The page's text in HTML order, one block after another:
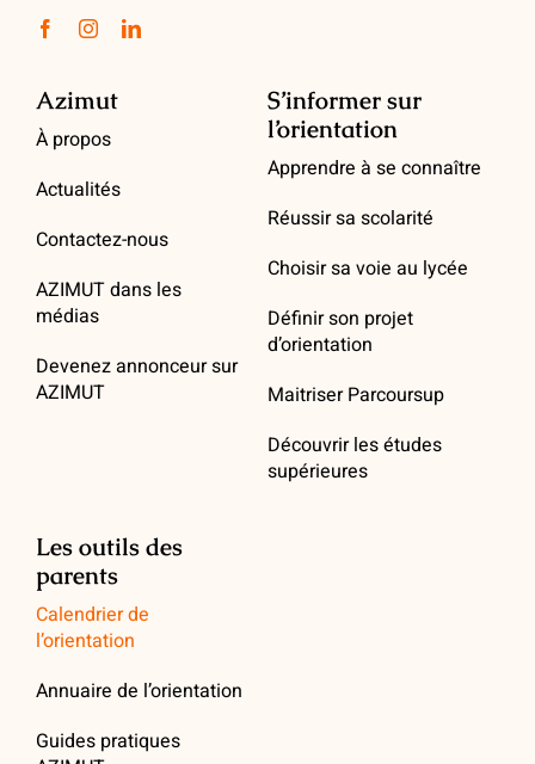
Azimut
À propos
Actualités
Contactez-nous
AZIMUT dans les
médias
Devenez annonceur sur
AZIMUT
S’informer sur
l’orientation
Apprendre à se connaître
Réussir sa scolarité
Choisir sa voie au lycée
Définir son projet
d’orientation
Maitriser Parcoursup
Découvrir les études
supérieures
Les outils des
parents
Calendrier de
l’orientation
Annuaire de l’orientation
Guides pratiques